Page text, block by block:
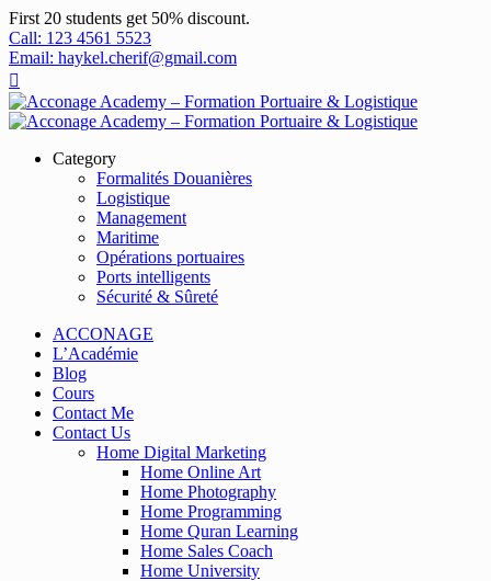
First 20 students get 50% discount.
Call: 123 4561 5523
Email: haykel.cherif@gmail.com
Category
Formalités Douanières
Logistique
Management
Maritime
Opérations portuaires
Ports intelligents
Sécurité & Sûreté
ACCONAGE
L’Académie
Blog
Cours
Contact Me
Contact Us
Home Digital Marketing
Home Online Art
Home Photography
Home Programming
Home Quran Learning
Home Sales Coach
Home University